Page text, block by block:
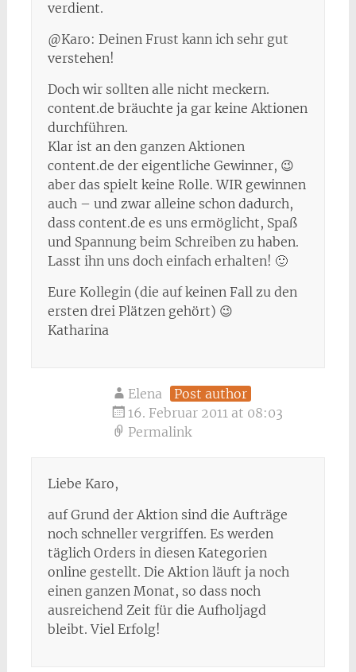
verdient.
@Karo: Deinen Frust kann ich sehr gut
verstehen!
Doch wir sollten alle nicht meckern.
content.de bräuchte ja gar keine Aktionen
durchführen.
Klar ist an den ganzen Aktionen
content.de der eigentliche Gewinner, 😉
aber das spielt keine Rolle. WIR gewinnen
auch – und zwar alleine schon dadurch,
dass content.de es uns ermöglicht, Spaß
und Spannung beim Schreiben zu haben.
Lasst ihn uns doch einfach erhalten! 🙂
Eure Kollegin (die auf keinen Fall zu den
ersten drei Plätzen gehört) 😉
Katharina
Elena
Post author
16. Februar 2011 at 08:03
Permalink
Liebe Karo,
auf Grund der Aktion sind die Aufträge
noch schneller vergriffen. Es werden
täglich Orders in diesen Kategorien
online gestellt. Die Aktion läuft ja noch
einen ganzen Monat, so dass noch
ausreichend Zeit für die Aufholjagd
bleibt. Viel Erfolg!